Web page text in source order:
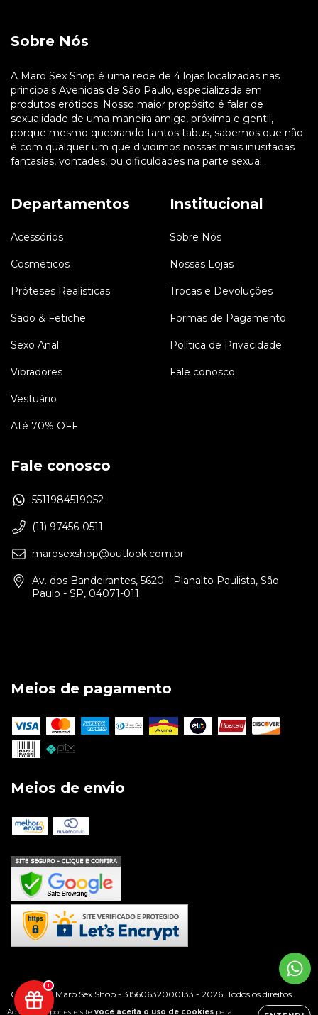
Ao navegar por este site você aceita o uso de cookies para
Sobre Nós
A Maro Sex Shop é uma rede de 4 lojas localizadas nas
principais Avenidas de São Paulo, especializada em
produtos eróticos. Nosso maior propósito é falar de
sexualidade de uma maneira amiga, próxima e gentil,
porque mesmo quebrando tantos tabus, sabemos que não
é com qualquer um que dividimos nossas mais inusitadas
fantasias, vontades, ou dificuldades na parte sexual.
Departamentos
Acessórios
Cosméticos
Próteses Realísticas
Sado & Fetiche
Sexo Anal
Vibradores
Vestuário
Até 70% OFF
Institucional
Sobre Nós
Nossas Lojas
Trocas e Devoluções
Formas de Pagamento
Política de Privacidade
Fale conosco
Fale conosco
5511984519052
(11) 97456-0511
marosexshop@outlook.com.br
Av. dos Bandeirantes, 5620 - Planalto Paulista, São
Paulo - SP, 04071-011
Meios de pagamento
Meios de envio
Copyright Maro Sex Shop - 31560632000133 - 2026. Todos os direitos
reservados.
1